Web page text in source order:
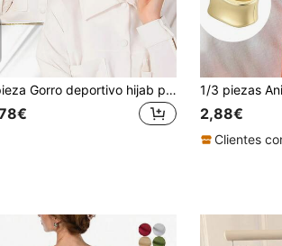
1 pieza Gorro deportivo hijab para mujer, estilo clásico sencillo, de modal sedoso suave, color liso, con bajo largo, cierre de gancho y bucle, de doble uso, pañuelo instantáneo, cubre cabeza casual y modesto, estilo árabe Dubái turco musulmán, turbante de jersey
2,88€